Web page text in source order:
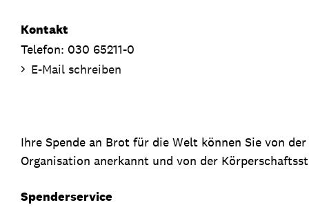
Kontakt
Telefon: 030 65211-0
E-Mail schreiben
Ihre Spende an Brot für die Welt können Sie von
Organisation anerkannt und von der
Spenderservice